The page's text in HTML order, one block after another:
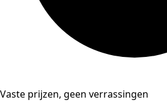
Vaste prijzen, geen verrassingen